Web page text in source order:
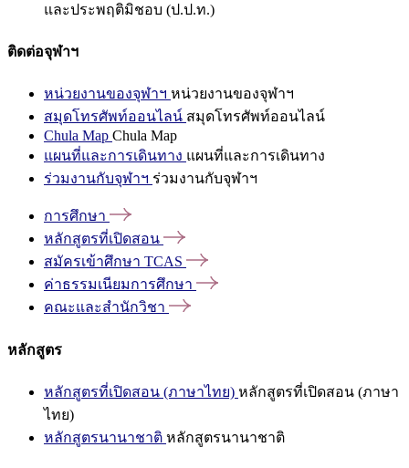
และประพฤติมิชอบ (ป.ป.ท.)
ติดต่อจุฬาฯ
หน่วยงานของจุฬาฯ หน่วยงานของจุฬาฯ
สมุดโทรศัพท์ออนไลน์ สมุดโทรศัพท์ออนไลน์
Chula Map Chula Map
แผนที่และการเดินทาง แผนที่และการเดินทาง
ร่วมงานกับจุฬาฯ ร่วมงานกับจุฬาฯ
การศึกษา
หลักสูตรที่เปิดสอน
สมัครเข้าศึกษา TCAS
ค่าธรรมเนียมการศึกษา
คณะและสำนักวิชา
หลักสูตร
หลักสูตรที่เปิดสอน (ภาษาไทย) หลักสูตรที่เปิดสอน (ภาษา
ไทย)
หลักสูตรนานาชาติ หลักสูตรนานาชาติ